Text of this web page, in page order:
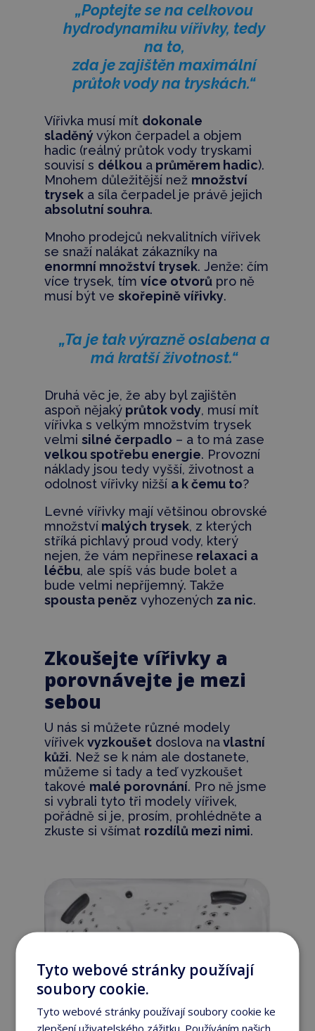
„Poptejte se na celkovou
hydrodynamiku vířivky, tedy
na to,
zda je zajištěn maximální
průtok vody na tryskách.“
Vířivka musí mít dokonale
sladěnývýkon čerpadel a objem
hadic (reálný průtok vody tryskami
souvisí s délkouaprůměrem hadic).
Mnohem důležitější než množství
tryseka síla čerpadel je právě jejich
absolutní souhra.
Mnoho prodejců nekvalitních vířivek
se snaží nalákat zákazníky na
enormní množství trysek. Jenže: čím
více trysek, tím více otvorůpro ně
musí být ve skořepině vířivky.
„Ta je tak výrazně oslabena a
má kratší životnost.“
Druhá věc je, že aby byl zajištěn
aspoň nějakýprůtok vody, musí mít
vířivka s velkým množstvím trysek
velmi silné čerpadlo – a to má zase
velkou spotřebu energie. Provozní
náklady jsou tedy vyšší, životnost a
odolnost vířivky nižší a k čemu to?
Levné vířivky mají většinou obrovské
množstvímalých trysek, z kterých
stříká pichlavý proud vody, který
nejen, že vám nepřinese relaxaci a
léčbu, ale spíš vás bude bolet a
bude velmi nepříjemný. Takže
spousta peněz vyhozených za nic.
Zkoušejte vířivky a
porovnávejte je mezi
sebou
U nás si můžete různé modely
vířivek vyzkoušetdoslova navlastní
kůži. Než se k nám ale dostanete,
můžeme si tady a teď vyzkoušet
takové malé porovnání. Pro ně jsme
si vybrali tyto tři modely vířivek,
pořádně si je, prosím, prohlédněte a
zkuste si všímat rozdílů mezi nimi.
Tyto webové stránky používají
soubory cookie.
Tyto webové stránky používají soubory cookie ke
zlepšení uživatelského zážitku. Používáním našich